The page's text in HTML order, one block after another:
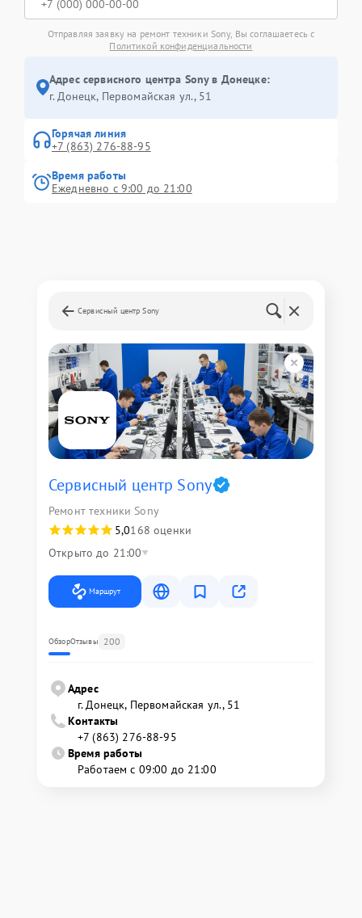
Отправляя заявку на ремонт техники Sony, Вы соглашаетесь с
Политикой конфиденциальности
Адрес сервисного центра Sony в Донецке:
г. Донецк, Первомайская ул., 51
Горячая линия
+7 (863) 276-88-95
Время работы
Ежедневно с 9:00 до 21:00
Сервисный центр Sony
Сервисный центр Sony
Ремонт техники Sony
5,0168 оценки
Открыто до 21:00
Маршрут
ОбзорОтзывы 200
Адрес
г. Донецк, Первомайская ул., 51
Контакты
+7 (863) 276-88-95
Время работы
Работаем с 09:00 до 21:00